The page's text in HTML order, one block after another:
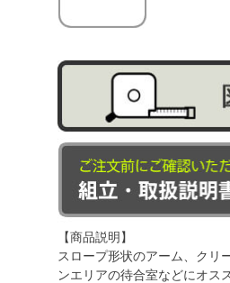
【商品説明】
スロープ形状のアーム、クリ
ンエリアの待合室などにオス